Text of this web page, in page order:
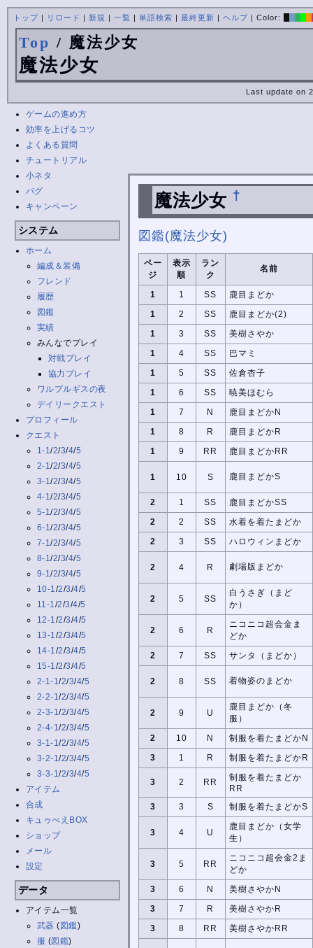
トップ| リロード | 新規 | 一覧 | 単語検索 | 最終更新 | ヘルプ| Color:
Top / 魔法少女
魔法少女
Last update on
ゲームの進め方
効率を上げるコツ
よくある質問
チュートリアル
小ネタ
バグ
キャンペーン
システム
ホーム
編成＆装備
フレンド
履歴
図鑑
実績
みんなでプレイ
対戦プレイ
協力プレイ
ワルプルギスの夜
デイリークエスト
プロフィール
クエスト
1-1/2/3/4/5
2-1/2/3/4/5
3-1/2/3/4/5
4-1/2/3/4/5
5-1/2/3/4/5
6-1/2/3/4/5
7-1/2/3/4/5
8-1/2/3/4/5
9-1/2/3/4/5
10-1 /2/3/4/5
11-1 /2/3/4/5
12-1 /2/3/4/5
13-1 /2/3/4/5
14-1 /2/3/4/5
15-1 /2/3/4/5
2-1-1/2/3/4/5
2-2-1/2/3/4/5
2-3-1/2/3/4/5
2-4-1/2/3/4/5
3-1-1/2/3/4/5
3-2-1/2/3/4/5
3-3-1/2/3/4/5
アイテム
合成
キュゥべえBOX
ショップ
メール
設定
データ
アイテム一覧
武器 (図鑑)
服 (図鑑)
魔法少女 †
図鑑(魔法少女)
ペー
ジ
表示
順
ラン
ク
名前
1 1 SS
鹿目まどか
1
2 SS
鹿目まどか(2)
1
3 SS
美樹さやか
1
4 SS
巴マミ
1
5 SS
佐倉杏子
1
6 SS
暁美ほむら
1
7 N
鹿目まどかN
1
8 R
鹿目まどかR
1
9 RR 鹿目まどかRR
1 10 S 鹿目まどかS
2 1 SS
鹿目まどかSS
2
2 SS
水着を着たまどか
2
3 SS ハロウィンまどか
2 4 R 劇場版まどか
2 5 SS
白うさぎ（まど
か）
2 6 R
ニコニコ超会金ま
どか
2
7 SS サンタ（まどか）
2 8 SS 着物姿のまどか
2 9 U
鹿目まどか（冬
服）
2
10 N
制服を着たまどかN
3
1 R 制服を着たまどかR
3 2 RR
制服を着たまどか
RR
3
3 S 制服を着たまどかS
3 4 U
鹿目まどか（女学
生）
3 5 RR
ニコニコ超会金2ま
どか
3
6 N
美樹さやかN
3
7 R
美樹さやかR
3
8 RR 美樹さやかRR